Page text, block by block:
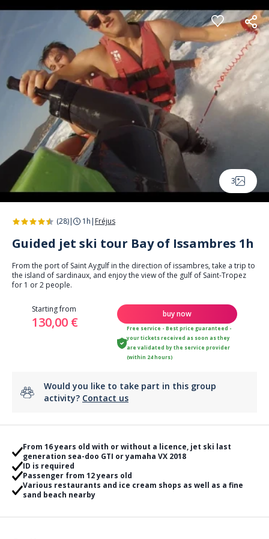
Cookies management panel
3
(28)| 1h | Fréjus
Guided jet ski tour Bay of Issambres 1h
From the port of Saint Aygulf in the direction of issambres, take a trip to
the island of sardinaux, and enjoy the view of the gulf of Saint-Tropez
for 1 or 2 people.
Starting from
130,00 €
buy now
Free service - Best price guaranteed -
your tickets received as soon as they
are validated by the service provider
(within 24 hours)
Would you like to take part in this group
activity? Contact us
From 16 years old with or without a licence, jet ski last
generation sea-doo GTI or yamaha VX 2018
ID is required
Passenger from 12 years old
Various restaurants and ice cream shops as well as a fine
sand beach nearby